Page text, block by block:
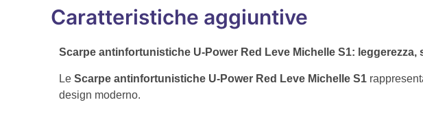
Caratteristiche aggiuntive
Scarpe antinfortunistiche U-Power Red Leve Michelle S1:
Le Scarpe antinfortunistiche U-Power Red Leve Michelle S1
design moderno.